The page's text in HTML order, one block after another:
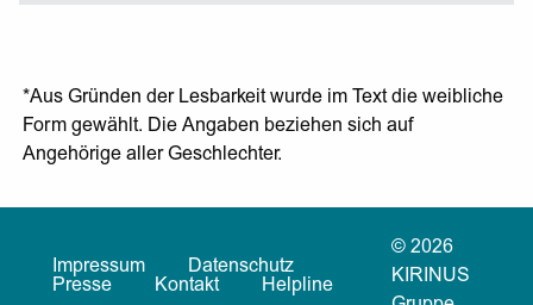
*Aus Gründen der Lesbarkeit wurde im Text die weibliche
Form gewählt. Die Angaben beziehen sich auf
Angehörige aller Geschlechter.
Impressum
Datenschutz
Presse
Kontakt Helpline
© 2026
KIRINUS